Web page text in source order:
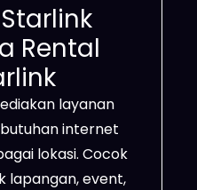
dengan sistem
Bahkan,
menjangkau
lokasi dengan
wilayah yang
jaringan fiber…
Rental
layanan
internet
lokasi. Cocok
lapangan, event,